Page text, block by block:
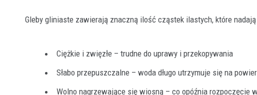
Gleby gliniaste zawierają znaczną ilość cząstek ilastych, które
Ciężkie i zwięzłe – trudne do uprawy i przekopywania
Słabo przepuszczalne – woda długo utrzymuje się na
Wolno nagrzewające się wiosną – co opóźnia rozpoczęcie